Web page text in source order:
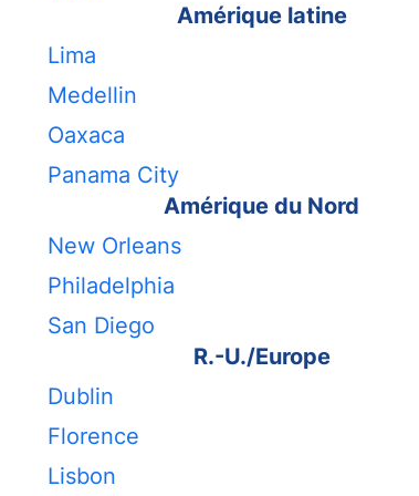
Amérique latine
Lima
Medellin
Oaxaca
Panama City
Amérique du Nord
New Orleans
Philadelphia
San Diego
R.-U./Europe
Dublin
Florence
Lisbon